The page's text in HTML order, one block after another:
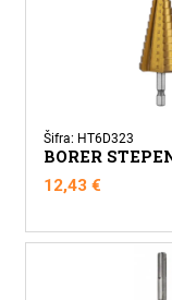
Šifra: HT6D323
BORER
12,43€